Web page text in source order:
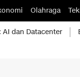
Olahraga
AI dan Datacenter